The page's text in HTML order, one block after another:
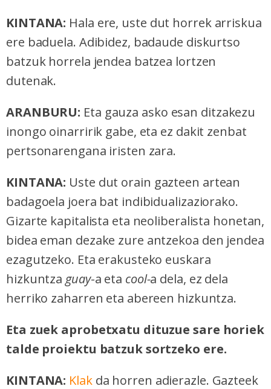
KINTANA: Hala ere, uste dut horrek arriskua
ere baduela. Adibidez, badaude diskurtso
batzuk horrela jendea batzea lortzen
dutenak.
ARANBURU: Eta gauza asko esan ditzakezu
inongo oinarririk gabe, eta ez dakit zenbat
pertsonarengana iristen zara.
KINTANA: Uste dut orain gazteen artean
badagoela joera bat indibidualizaziorako.
Gizarte kapitalista eta neoliberalista honetan,
bidea eman dezake zure antzekoa den jendea
ezagutzeko. Eta erakusteko euskara
hizkuntzaguay-a eta cool-a dela, ez dela
herriko zaharren eta abereen hizkuntza.
Eta zuek aprobetxatu dituzue sare horiek
talde proiektu batzuk sortzeko ere.
KINTANA: Klakda horren adierazle. Gazteek